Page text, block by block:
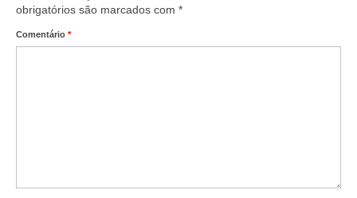
obrigatórios são marcados com *
Comentário *